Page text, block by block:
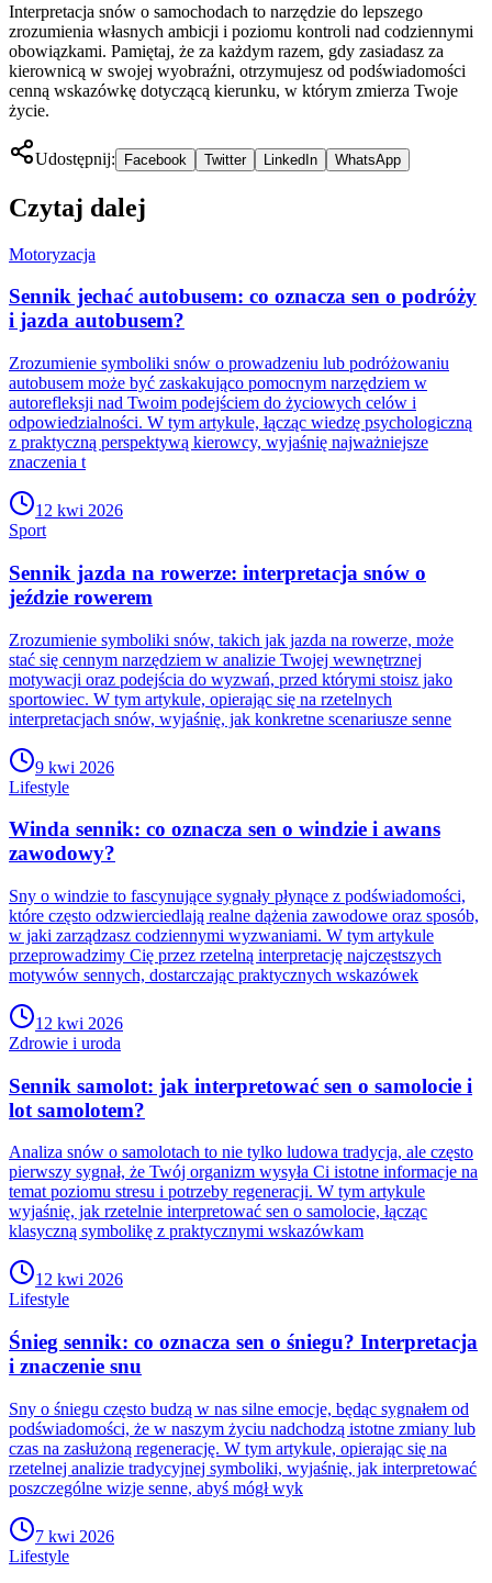
Interpretacja snów o samochodach to narzędzie do lepszego
zrozumienia własnych ambicji i poziomu kontroli nad codziennymi
obowiązkami. Pamiętaj, że za każdym razem, gdy zasiadasz za
kierownicą w swojej wyobraźni, otrzymujesz od podświadomości
cenną wskazówkę dotyczącą kierunku, w którym zmierza Twoje
życie.
Udostępnij: Facebook Twitter LinkedIn WhatsApp
Czytaj dalej
Motoryzacja
Sennik jechać autobusem: co oznacza sen o podróży
i jazda autobusem?
Zrozumienie symboliki snów o prowadzeniu lub podróżowaniu
autobusem może być zaskakująco pomocnym narzędziem w
autorefleksji nad Twoim podejściem do życiowych celów i
odpowiedzialności. W tym artykule, łącząc wiedzę psychologiczną
z praktyczną perspektywą kierowcy, wyjaśnię najważniejsze
znaczenia t
12 kwi 2026
Sport
Sennik jazda na rowerze: interpretacja snów o
jeździe rowerem
Zrozumienie symboliki snów, takich jak jazda na rowerze, może
stać się cennym narzędziem w analizie Twojej wewnętrznej
motywacji oraz podejścia do wyzwań, przed którymi stoisz jako
sportowiec. W tym artykule, opierając się na rzetelnych
interpretacjach snów, wyjaśnię, jak konkretne scenariusze senne
9 kwi 2026
Lifestyle
Winda sennik: co oznacza sen o windzie i awans
zawodowy?
Sny o windzie to fascynujące sygnały płynące z podświadomości,
które często odzwierciedlają realne dążenia zawodowe oraz sposób,
w jaki zarządzasz codziennymi wyzwaniami. W tym artykule
przeprowadzimy Cię przez rzetelną interpretację najczęstszych
motywów sennych, dostarczając praktycznych wskazówek
12 kwi 2026
Zdrowie i uroda
Sennik samolot: jak interpretować sen o samolocie i
lot samolotem?
Analiza snów o samolotach to nie tylko ludowa tradycja, ale często
pierwszy sygnał, że Twój organizm wysyła Ci istotne informacje na
temat poziomu stresu i potrzeby regeneracji. W tym artykule
wyjaśnię, jak rzetelnie interpretować sen o samolocie, łącząc
klasyczną symbolikę z praktycznymi wskazówkam
12 kwi 2026
Lifestyle
Śnieg sennik: co oznacza sen o śniegu? Interpretacja
i znaczenie snu
Sny o śniegu często budzą w nas silne emocje, będąc sygnałem od
podświadomości, że w naszym życiu nadchodzą istotne zmiany lub
czas na zasłużoną regenerację. W tym artykule, opierając się na
rzetelnej analizie tradycyjnej symboliki, wyjaśnię, jak interpretować
poszczególne wizje senne, abyś mógł wyk
7 kwi 2026
Lifestyle